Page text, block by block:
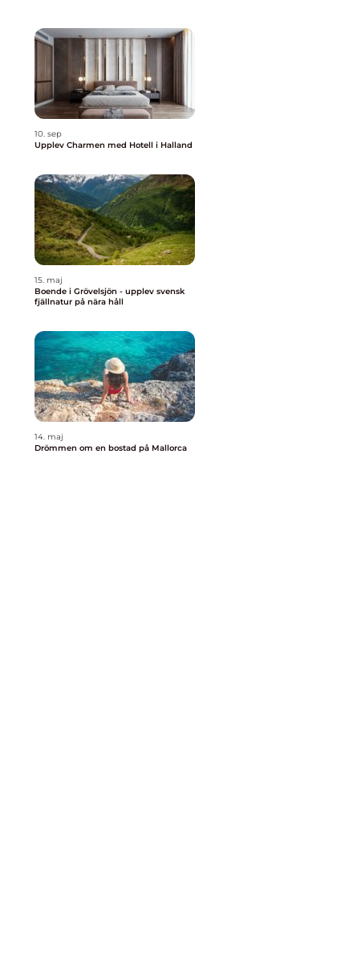
10. sep
Upplev Charmen med Hotell i Halland
15. maj
Boende i Grövelsjön - upplev svensk
fjällnatur på nära håll
14. maj
Drömmen om en bostad på Mallorca